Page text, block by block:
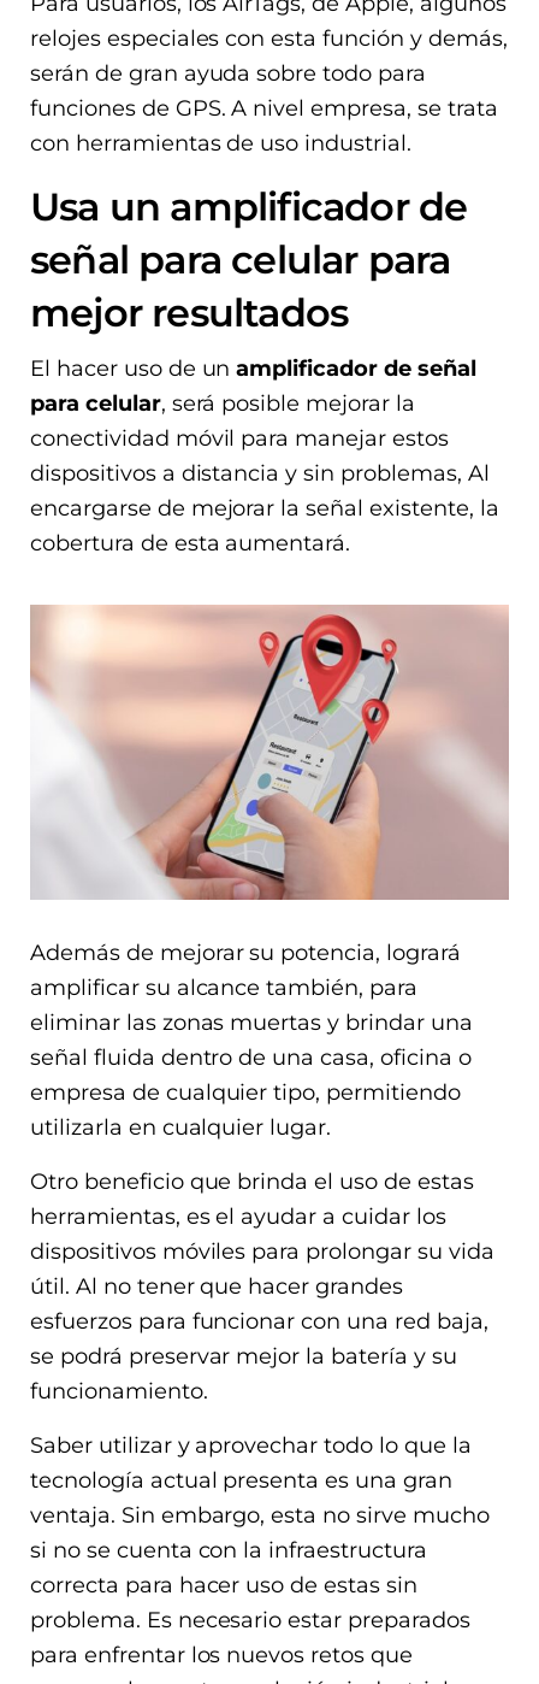
relojes especiales con esta función y demás,
serán de gran ayuda sobre todo para
funciones de GPS. A nivel empresa, se trata
con herramientas de uso industrial.
Usa un amplificador de
señal para celular para
mejor resultados
El hacer uso de unamplificador de señal
para celular, será posible mejorar la
conectividad móvil para manejar estos
dispositivos a distancia y sin problemas, Al
encargarse de mejorar la señal existente, la
cobertura de esta aumentará.
Además de mejorar su potencia, logrará
amplificar su alcance también, para
eliminar las zonas muertas y brindar una
señal fluida dentro de una casa, oficina o
empresa de cualquier tipo, permitiendo
utilizarla en cualquier lugar.
Otro beneficio que brinda el uso de estas
herramientas, es el ayudar a cuidar los
dispositivos móviles para prolongar su vida
útil. Al no tener que hacer grandes
esfuerzos para funcionar con una red baja,
se podrá preservar mejor la batería y su
funcionamiento.
Saber utilizar y aprovechar todo lo que la
tecnología actual presenta es una gran
ventaja. Sin embargo, esta no sirve mucho
si no se cuenta con la infraestructura
correcta para hacer uso de estas sin
problema. Es necesario estar preparados
para enfrentar los nuevos retos que